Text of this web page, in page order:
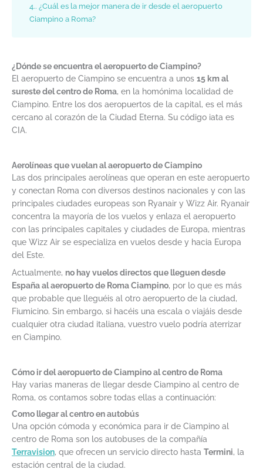
4. ¿Cuál es la mejor manera de ir desde el aeropuerto
Ciampino a Roma?
¿Dónde se encuentra el aeropuerto de Ciampino?
El aeropuerto de Ciampino se encuentra a unos 15 km al
sureste del centro de Roma, en la homónima localidad de
Ciampino. Entre los dos aeropuertos de la capital, es el más
cercano al corazón de la Ciudad Eterna. Su código iata es
CIA.
Aerolíneas que vuelan al aeropuerto de Ciampino
Las dos principales aerolíneas que operan en este aeropuerto
y conectan Roma con diversos destinos nacionales y con las
principales ciudades europeas son Ryanair y Wizz Air. Ryanair
concentra la mayoría de los vuelos y enlaza el aeropuerto
con las principales capitales y ciudades de Europa, mientras
que Wizz Air se especializa en vuelos desde y hacia Europa
del Este.
Actualmente, no hay vuelos directos que lleguen desde
España al aeropuerto de Roma Ciampino, por lo que es más
que probable que lleguéis al otro aeropuerto de la ciudad,
Fiumicino. Sin embargo, si hacéis una escala o viajáis desde
cualquier otra ciudad italiana, vuestro vuelo podría aterrizar
en Ciampino.
Cómo ir del aeropuerto de Ciampino al centro de Roma
Hay varias maneras de llegar desde Ciampino al centro de
Roma, os contamos sobre todas ellas a continuación:
Como llegar al centro en autobús
Una opción cómoda y económica para ir de Ciampino al
centro de Roma son los autobuses de la compañía
Terravision, que ofrecen un servicio directo hasta Termini, la
estación central de la ciudad.